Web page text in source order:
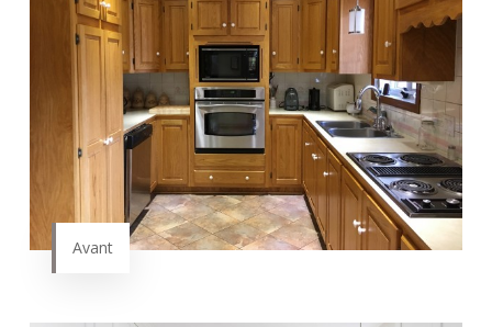
Avant